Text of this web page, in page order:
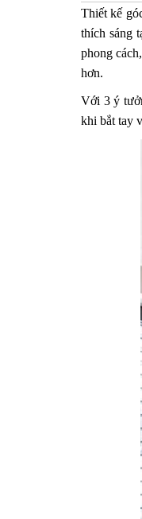
Thiết kế
thích sáng
phong
hơn.
Với 3 ý
khi bắt tay